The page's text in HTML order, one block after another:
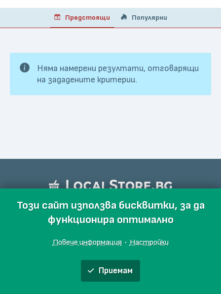
Предстоящи Популярни
Няма намерени резултати, отговарящи
на зададените критерии.
Този сайт използва бисквитки, за да
функционира оптимално
Повече информация · Настройки
Приемам